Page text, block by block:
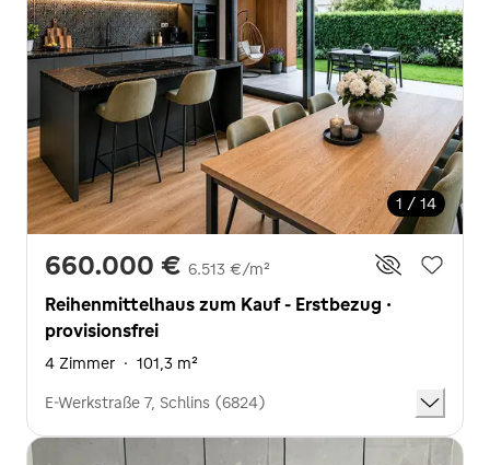
1 / 14
660.000 € 6.513 €/m²
Reihenmittelhaus zum Kauf - Erstbezug ·
provisionsfrei
4 Zimmer · 101,3 m²
E-Werkstraße 7, Schlins (6824)